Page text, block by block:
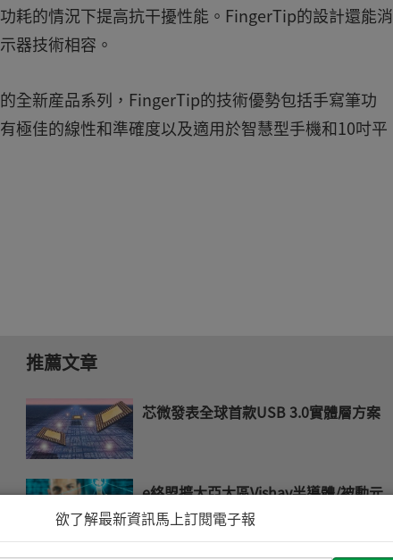
耗的情況下提高抗干擾性能。FingerTip的設計還能消
器技術相容。
全新産品系列，FingerTip的技術優勢包括手寫筆功
極佳的線性和準確度以及適用於智慧型手機和10吋平
推薦文章
芯微發表全球首款USB 3.0實體層方案
e絡盟擴大亞太區Vishay半導體/被動元
件庫存
欲了解最新資訊馬上訂閱電子報